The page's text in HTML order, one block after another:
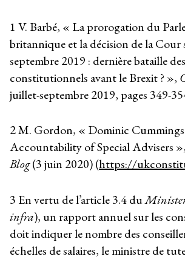
1 V. Barbé, « La prorogation du
britannique et la décision de la Cour
septembre 2019 : dernière bataille
constitutionnels avant le Brexit ? »,
juillet-septembre 2019, pages 349-
2M. Gordon, « Dominic
Accountability of Special Advisers »,
Blog(3 juin 2020) (https://
3 En vertu de l’article 3.4 du
infra), un rapport annuel sur les
doit indiquer le nombre des
échelles de salaires, le ministre de